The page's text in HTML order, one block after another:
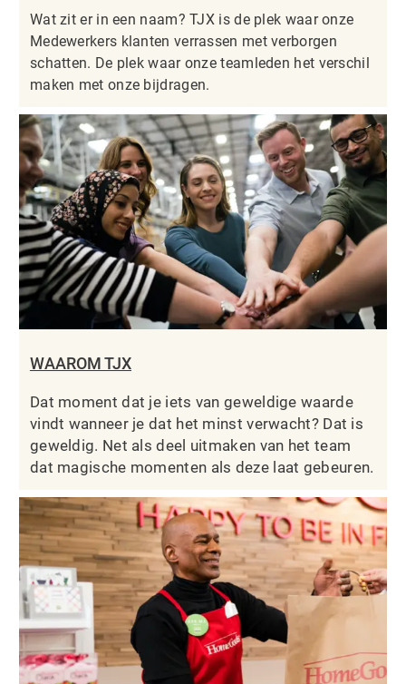
Wat zit er in een naam? TJX is de plek waar onze
Medewerkers klanten verrassen met verborgen
schatten. De plek waar onze teamleden het verschil
maken met onze bijdragen.
WAAROM TJX
Dat moment dat je iets van geweldige waarde
vindt wanneer je dat het minst verwacht? Dat is
geweldig. Net als deel uitmaken van het team
dat magische momenten als deze laat gebeuren.